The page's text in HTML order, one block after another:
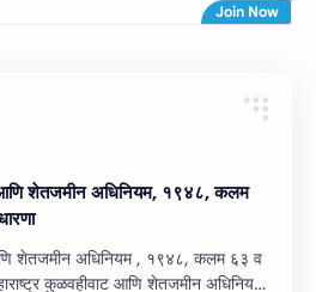
आणि शेतजमीन अधिनियम, १९४८, कलम